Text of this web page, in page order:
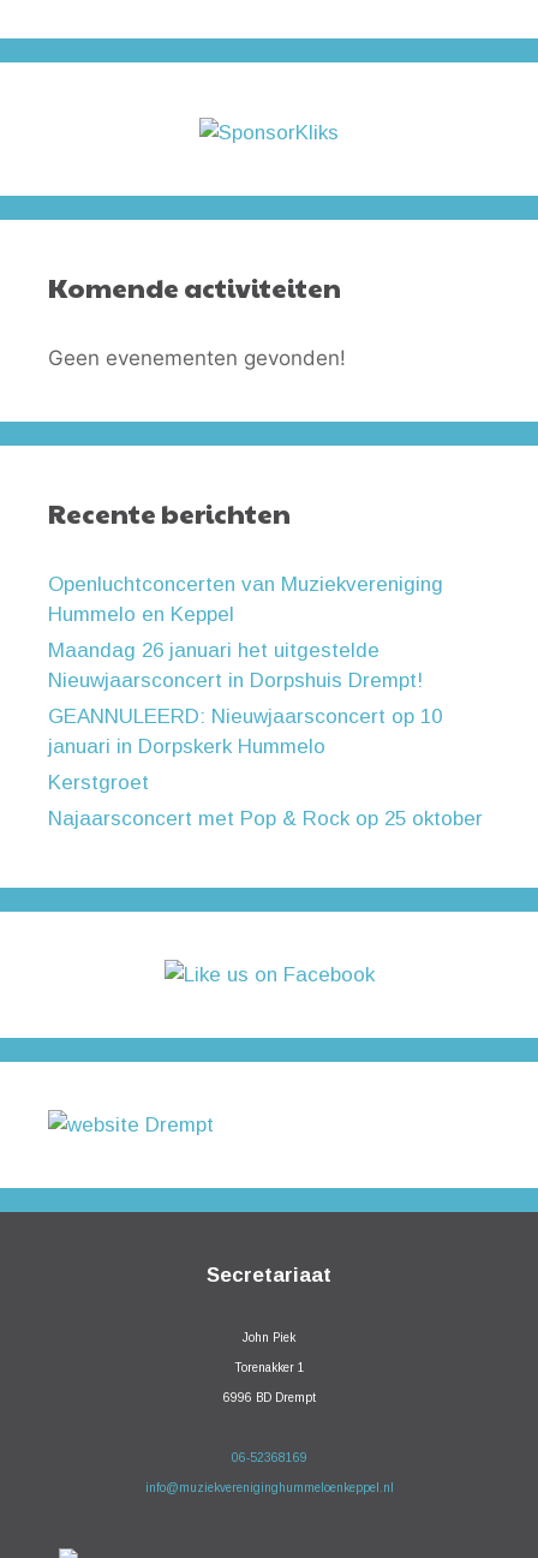
Komende activiteiten
Geen evenementen gevonden!
Recente berichten
Openluchtconcerten van Muziekvereniging
Hummelo en Keppel
Maandag 26 januari het uitgestelde
Nieuwjaarsconcert in Dorpshuis Drempt!
GEANNULEERD: Nieuwjaarsconcert op 10
januari in Dorpskerk Hummelo
Kerstgroet
Najaarsconcert met Pop & Rock op 25 oktober
Secretariaat
John Piek
Torenakker 1
6996 BD Drempt
06-52368169
info@muziekvereniginghummeloenkeppel.nl